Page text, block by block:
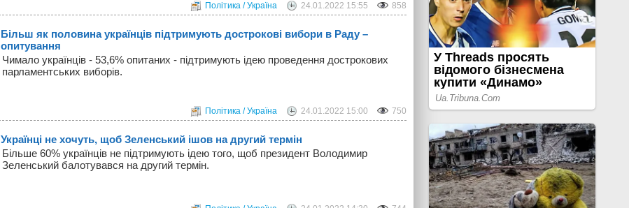
Політика / Україна 24.01.2022 15:55 858
Більш як половина українців підтримують дострокові вибори в Раду –
опитування
Чимало українців - 53,6% опитаних - підтримують ідею проведення дострокових
парламентських виборів.
Політика / Україна 24.01.2022 15:00 750
Українці не хочуть, щоб Зеленський ішов на другий термін
Більше 60% українців не підтримують ідею того, щоб президент Володимир
Зеленський балотувався на другий термін.